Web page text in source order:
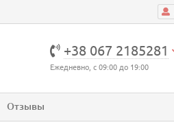
+38 067 2185281
Ежедневно, с 09:00 до 19:00
Отзывы